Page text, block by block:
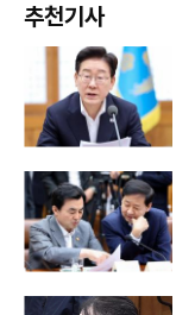
추천기사